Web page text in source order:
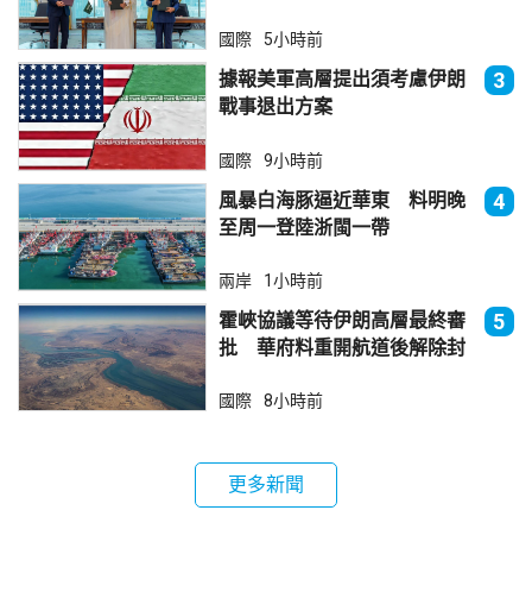
國際 5小時前
據報美軍高層提出須考慮伊朗
戰事退出方案
3
國際 9小時前
風暴白海豚逼近華東 料明晚
至周一登陸浙閩一帶
4
兩岸 1小時前
霍峽協議等待伊朗高層最終審
批 華府料重開航道後解除封
5
國際 8小時前
更多新聞